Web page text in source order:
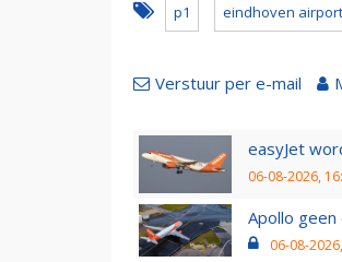
p1 eindhoven airport
Verstuur per e-mail
easyJet
06-08-2026,
Apollo
06-08-